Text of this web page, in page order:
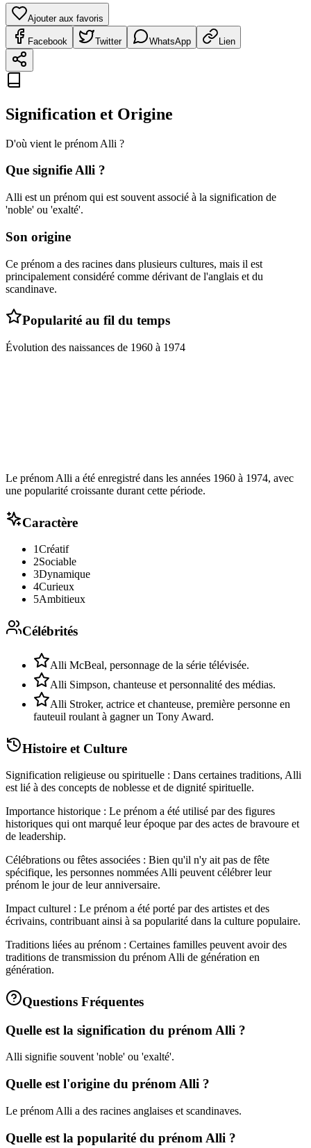
Ajouter aux favoris
Facebook Twitter WhatsApp Lien
Signification et Origine
D'où vient le prénom Alli ?
Que signifieAlli ?
Alli est un prénom qui est souvent associé à la signification de
'noble' ou 'exalté'.
Son origine
Ce prénom a des racines dans plusieurs cultures, mais il est
principalement considéré comme dérivant de l'anglais et du
scandinave.
Popularité au fil du temps
Évolution des naissances de 1960 à 1974
Le prénom Alli a été enregistré dans les années 1960 à 1974, avec
une popularité croissante durant cette période.
Caractère
1Créatif
2Sociable
3Dynamique
4Curieux
5Ambitieux
Célébrités
Alli McBeal, personnage de la série télévisée.
Alli Simpson, chanteuse et personnalité des médias.
Alli Stroker, actrice et chanteuse, première personne en
fauteuil roulant à gagner un Tony Award.
Histoire et Culture
Signification religieuse ou spirituelle : Dans certaines traditions, Alli
est lié à des concepts de noblesse et de dignité spirituelle.
Importance historique : Le prénom a été utilisé par des figures
historiques qui ont marqué leur époque par des actes de bravoure et
de leadership.
Célébrations ou fêtes associées : Bien qu'il n'y ait pas de fête
spécifique, les personnes nommées Alli peuvent célébrer leur
prénom le jour de leur anniversaire.
Impact culturel : Le prénom a été porté par des artistes et des
écrivains, contribuant ainsi à sa popularité dans la culture populaire.
Traditions liées au prénom : Certaines familles peuvent avoir des
traditions de transmission du prénom Alli de génération en
génération.
Questions Fréquentes
Quelle est la signification du prénom Alli ?
Alli signifie souvent 'noble' ou 'exalté'.
Quelle est l'origine du prénom Alli ?
Le prénom Alli a des racines anglaises et scandinaves.
Quelle est la popularité du prénom Alli ?